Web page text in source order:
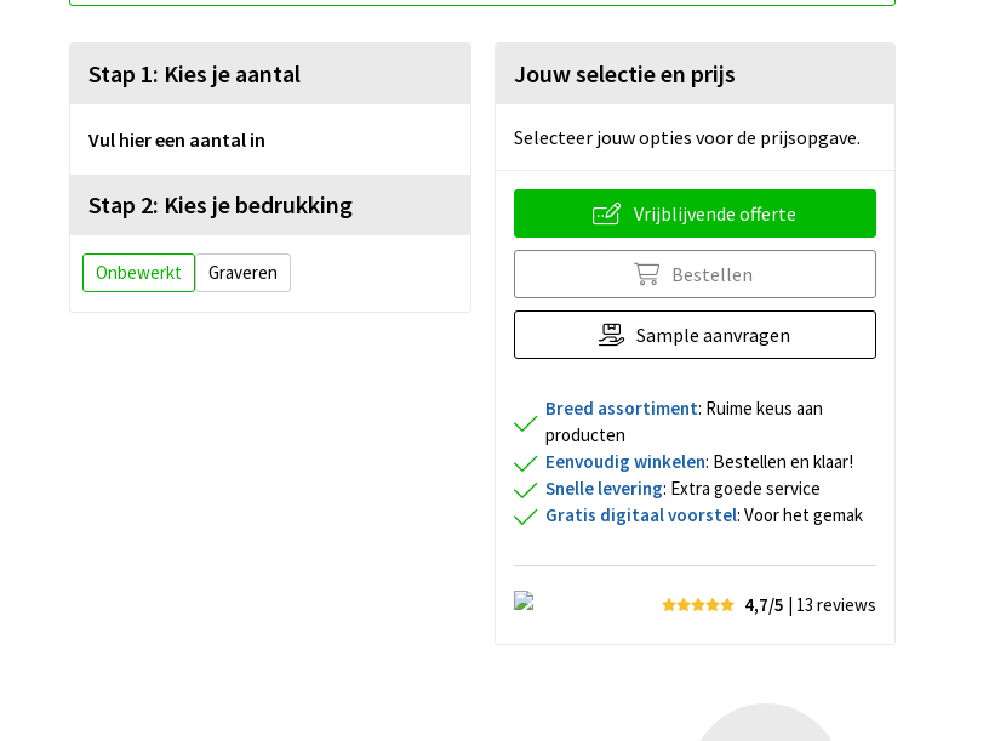
Stap 1: Kies je aantal
Vul hier een aantal in
Stap 2: Kies je bedrukking
Onbewerkt Graveren
Jouw selectie en prijs
Selecteer jouw opties voor de prijsopgave.
Vrijblijvende offerte
Bestellen
Sample aanvragen
Breed assortiment: Ruime keus aan
producten
Eenvoudig winkelen: Bestellen en klaar!
Snelle levering: Extra goede service
Gratis digitaal voorstel: Voor het gemak
4,7/5 | 13 reviews